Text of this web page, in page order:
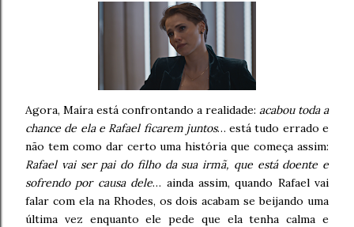
Agora, Maíra está confrontando a realidade: acabou toda a
chance de ela e Rafael ficarem juntos… está tudo errado e
não tem como dar certo uma história que começa assim:
Rafael vai ser pai do filho da sua irmã, que está doente e
sofrendo por causa dele… ainda assim, quando Rafael vai
falar com ela na Rhodes, os dois acabam se beijando uma
última vez enquanto ele pede que ela tenha calma e